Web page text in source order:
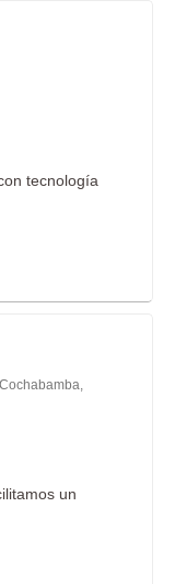
tecnología
un